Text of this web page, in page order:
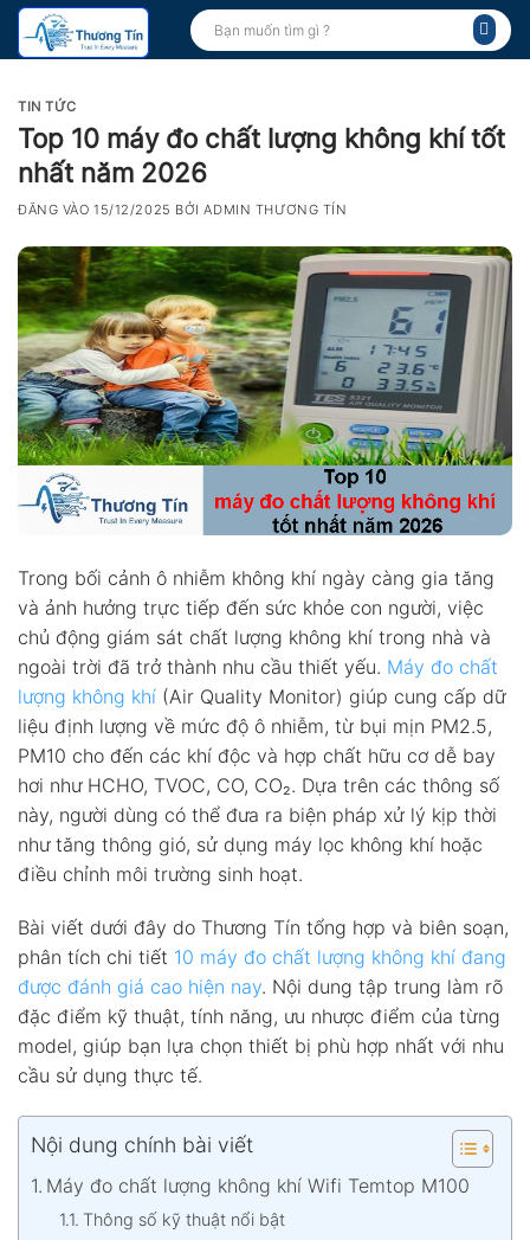
Bỏ
qua
dung
Tìm
kiếm:
TIN TỨC
Top 10 máy đo chất lượng không khí tốt
nhất năm 2026
ĐĂNG VÀO15/12/2025 BỞIADMIN THƯƠNG TÍN
Trong bối cảnh ô nhiễm không khí ngày càng gia tăng
và ảnh hưởng trực tiếp đến sức khỏe con người, việc
chủ động giám sát chất lượng không khí trong nhà và
ngoài trời đã trở thành nhu cầu thiết yếu. Máy đo chất
lượng không khí (Air Quality Monitor) giúp cung cấp dữ
liệu định lượng về mức độ ô nhiễm, từ bụi mịn PM2.5,
PM10 cho đến các khí độc và hợp chất hữu cơ dễ bay
hơi như HCHO, TVOC, CO, CO₂. Dựa trên các thông số
này, người dùng có thể đưa ra biện pháp xử lý kịp thời
như tăng thông gió, sử dụng máy lọc không khí hoặc
điều chỉnh môi trường sinh hoạt.
Bài viết dưới đây do Thương Tín tổng hợp và biên soạn,
phân tích chi tiết 10 máy đo chất lượng không khí đang
được đánh giá cao hiện nay. Nội dung tập trung làm rõ
đặc điểm kỹ thuật, tính năng, ưu nhược điểm của từng
model, giúp bạn lựa chọn thiết bị phù hợp nhất với nhu
cầu sử dụng thực tế.
Nội dung chính bài viết
Máy đo chất lượng không khí Wifi Temtop M100
Thông số kỹ thuật nổi bật